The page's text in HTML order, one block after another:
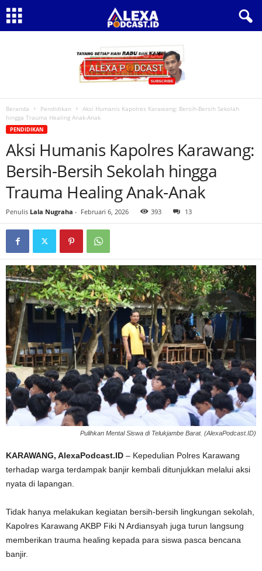
Beranda Pendidikan
Aksi Humanis Kapolres Karawang: Bersih-Bersih Sekolah
hingga Trauma Healing Anak-Anak
PENDIDIKAN
Aksi Humanis Kapolres Karawang:
Bersih-Bersih Sekolah hingga
Trauma Healing Anak-Anak
Penulis Lala Nugraha - Februari 6, 2026 393 13
Pulihkan Mental Siswa di Telukjambe Barat. (AlexaPodcast.ID)
KARAWANG, AlexaPodcast.ID – Kepedulian Polres Karawang
terhadap warga terdampak banjir kembali ditunjukkan melalui aksi
nyata di lapangan.
Tidak hanya melakukan kegiatan bersih-bersih lingkungan sekolah,
Kapolres Karawang AKBP Fiki N Ardiansyah juga turun langsung
memberikan trauma healing kepada para siswa pasca bencana
banjir.